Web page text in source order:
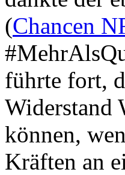
(Chancen
führte fort,
Widerstand
können,
Kräften an